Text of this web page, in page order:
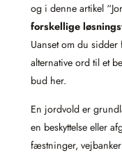
og i denne artikel
forskellige
Uanset om du sidder
alternative ord til et
bud her.
En jordvold er
en beskyttelse eller
fæstninger,